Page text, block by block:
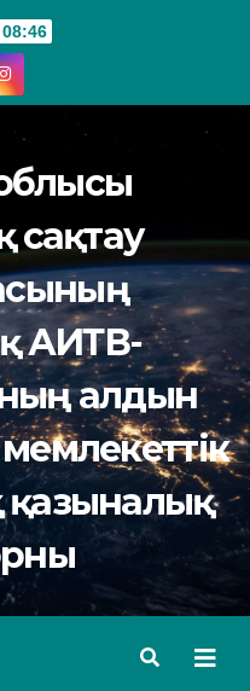
08:46
облысы
сақтау
АИТВ-
алдын